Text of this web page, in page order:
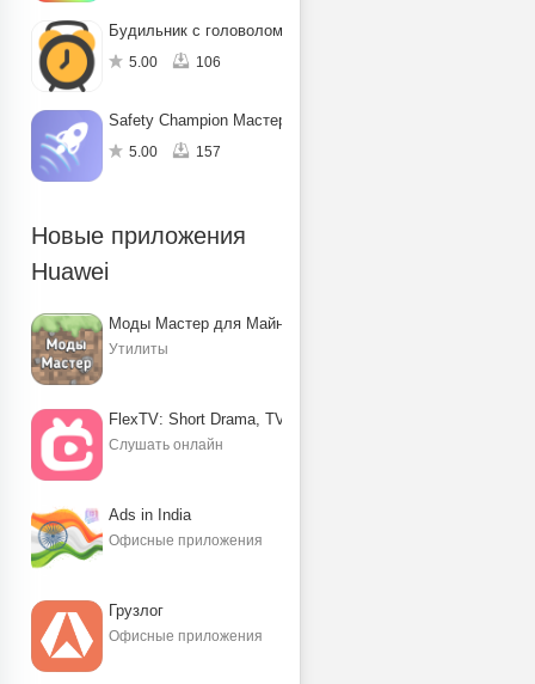
Будильник с головоломкой
5.00 106
Safety Champion Мастер защиты
5.00 157
Новые приложения
Huawei
Моды Мастер для Майнкрафт ПЕ
Утилиты
FlexTV: Short Drama, TV, Reels
Слушать онлайн
Ads in India
Офисные приложения
Грузлог
Офисные приложения